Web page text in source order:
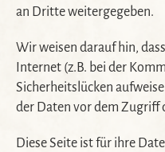
an Dritte weitergegeben.
Wir weisen darauf hin,
Internet (z.B. bei der
Sicherheitslücken
der Daten vor dem
Diese Seite ist für ihre